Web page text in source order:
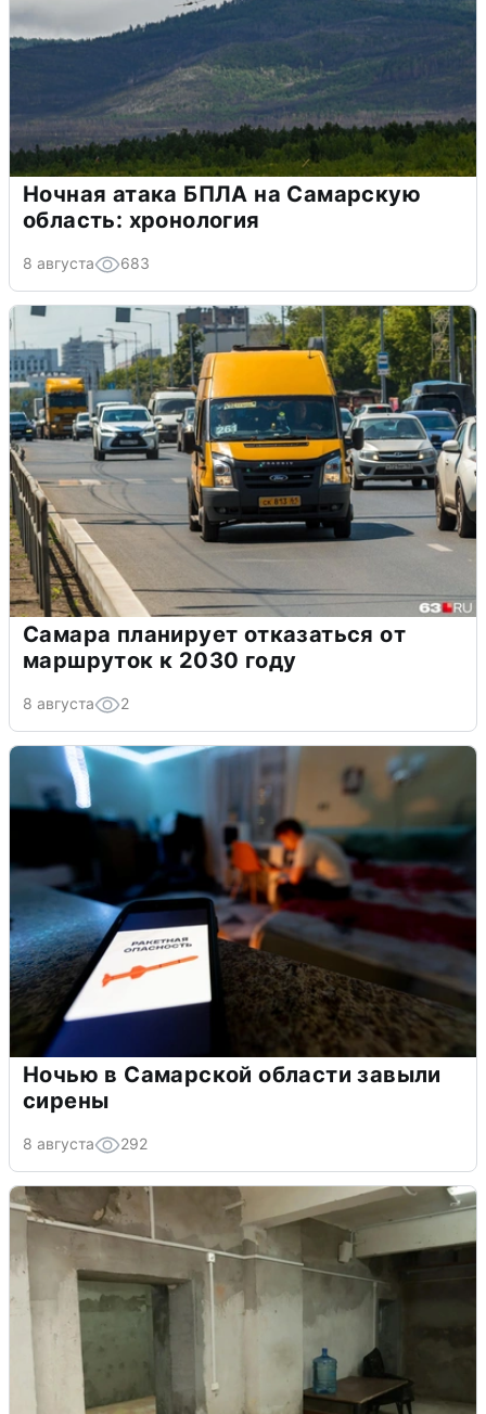
Ночная атака БПЛА на Самарскую
область: хронология
8 августа 683
Самара планирует отказаться от
маршруток к 2030 году
8 августа 2
Ночью в Самарской области завыли
сирены
8 августа 292